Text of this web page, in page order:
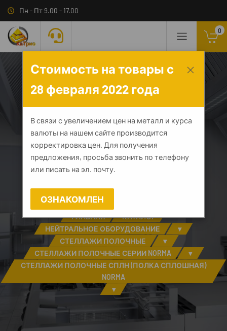
Пн - Пт 9.00 - 17.00
0
Стеллаж полочный
СПЛн - 1000*400*1600
"Norma Inox" (полка
сплошная 4 шт.)
ГЛАВНАЯ
КАТАЛОГ
НЕЙТРАЛЬНОЕ ОБОРУДОВАНИЕ
▾
СТЕЛЛАЖИ ПОЛОЧНЫЕ
▾
СТЕЛЛАЖИ ПОЛОЧНЫЕ СЕРИИ NORMA
▾
СТЕЛЛАЖИ ПОЛОЧНЫЕ СПЛН (ПОЛКА СПЛОШНАЯ)
NORMA
▾
Стоимость на товары с
28 февраля 2022 года
В связи с увеличением цен на металл и курса
валюты на нашем сайте производится
корректировка цен. Для получения
предложения, просьба звонить по телефону
или писать на эл. почту.
ОЗНАКОМЛЕН